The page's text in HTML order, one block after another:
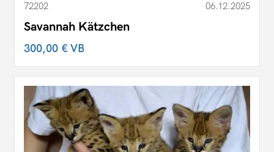
72202 06.12.2025
Savannah Kätzchen
300,00 €VB